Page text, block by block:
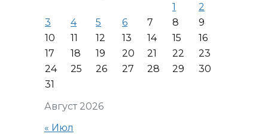
Август 2026
1
2
3
4 5 6 7 8
9
10
11 12 13 14 15
16
17
18 19 20 21 22
23
24
25 26 27 28 29
30
31
« Июл